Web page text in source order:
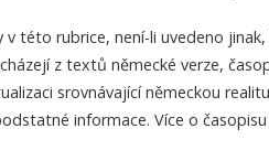
v této rubrice, není-li uvedeno
z textů německé verze,
srovnávající německou
informace. Více o časopisu